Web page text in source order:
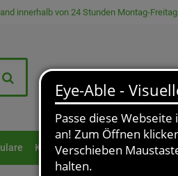
innerhalb von 24 Stunden Montag-Freitag
Kontakt